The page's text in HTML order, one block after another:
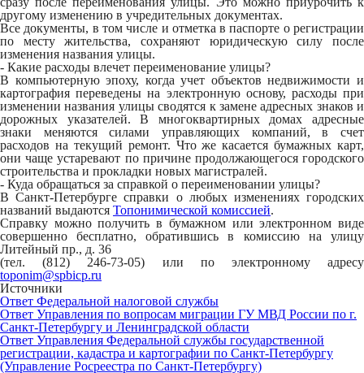
другому изменению в учредительных документах.
Все документы, в том числе и отметка в паспорте о регистрации
по месту жительства, сохраняют юридическую силу после
изменения названия улицы.
- Какие расходы влечет переименование улицы?
В компьютерную эпоху, когда учет объектов недвижимости и
картография переведены на электронную основу, расходы при
изменении названия улицы сводятся к замене адресных знаков и
дорожных указателей. В многоквартирных домах адресные
знаки меняются силами управляющих компаний, в счет
расходов на текущий ремонт. Что же касается бумажных карт,
они чаще устаревают по причине продолжающегося городского
строительства и прокладки новых магистралей.
- Куда обращаться за справкой о переименовании улицы?
В Санкт-Петербурге справки о любых изменениях городских
названий выдаются Топонимической комиссией.
Справку можно получить в бумажном или электронном виде
совершенно бесплатно, обратившись в комиссию на улицу
Литейный пр., д. 36
(тел. (812) 246-73-05) или по электронному адресу
toponim@spbicp.ru
Источники
Ответ Федеральной налоговой службы
Ответ Управления по вопросам миграции ГУ МВД России по г.
Санкт-Петербургу и Ленинградской области
Ответ Управления Федеральной службы государственной
регистрации, кадастра и картографии по Санкт-Петербургу
(Управление Росреестра по Санкт-Петербургу)